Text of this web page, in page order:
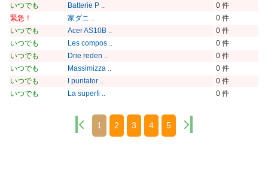
いつでも
Batterie P ..
0 件
緊急！
家ダニ ..
0 件
いつでも
Acer AS10B ..
0 件
いつでも
Les compos ..
0 件
いつでも
Drie reden ..
0 件
いつでも
Massimizza ..
0 件
いつでも
I puntator ..
0 件
いつでも
La superfi .. 0 件
1 2 3 4 5